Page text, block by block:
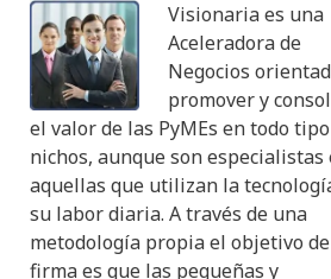
Visionaria es una
Aceleradora de
Negocios
promover y
el valor de las PyMEs en todo
nichos, aunque son especialistas
aquellas que utilizan la
su labor diaria. A través de una
metodología propia el objetivo
firma es que las pequeñas y